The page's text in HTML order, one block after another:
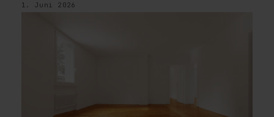
1. Juni 2026